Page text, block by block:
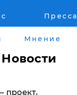
Пресса
Пресс-релизы
Мнение
проект,